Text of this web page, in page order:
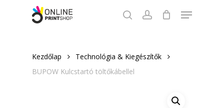
searchaccount
Menu
Kezdőlap
Technológia & Kiegészítők
BUPOW Kulcstartó töltőkábellel